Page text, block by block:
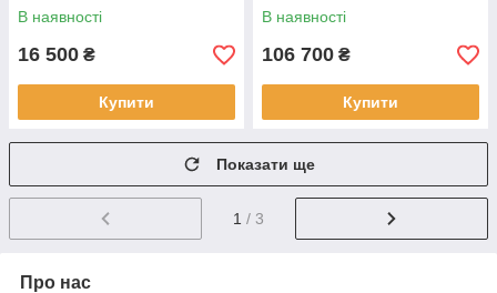
В наявності
16 500 ₴
Купити
В наявності
106 700 ₴
Купити
Показати ще
1 / 3
Про нас